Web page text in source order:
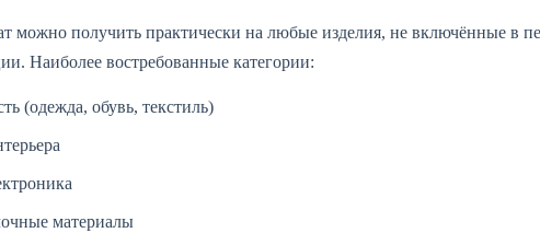
можно получить практически на любые изделия, не включённые в
Наиболее востребованные категории:
(одежда, обувь, текстиль)
материалы